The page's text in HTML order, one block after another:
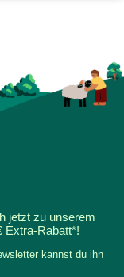
jetzt zu unserem
Extra-Rabatt*!
kannst du ihn